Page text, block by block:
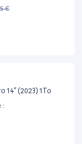
€
14” (2023) 1To
: